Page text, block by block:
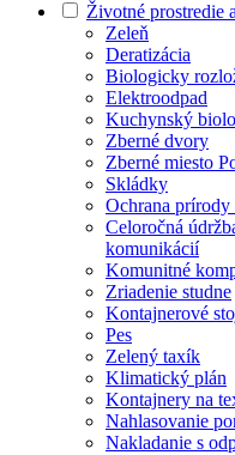
Životné prostredie
Zeleň
Deratizácia
Biologicky
Elektroodpad
Kuchynský
Zberné dvory
Zberné miesto
Skládky
Ochrana
Celoročná
komunikácií
Komunitné
Zriadenie studne
Kontajnerové
Pes
Zelený taxík
Klimatický plán
Kontajnery na
Nahlasovanie
Nakladanie s